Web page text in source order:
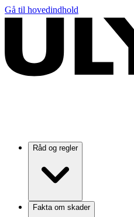
Gå til hovedindhold
Råd og regler
Fakta om skader